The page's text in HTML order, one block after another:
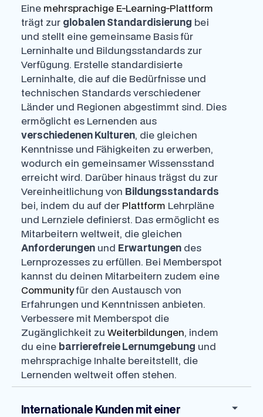
Eine mehrsprachige E-Learning-Plattform
trägt zur globalen Standardisierung bei
und stellt eine gemeinsame Basis für
Lerninhalte und Bildungsstandards zur
Verfügung. Erstelle standardisierte
Lerninhalte, die auf die Bedürfnisse und
technischen Standards verschiedener
Länder und Regionen abgestimmt sind. Dies
ermöglicht es Lernenden aus
verschiedenen Kulturen, die gleichen
Kenntnisse und Fähigkeiten zu erwerben,
wodurch ein gemeinsamer Wissensstand
erreicht wird. Darüber hinaus trägst du zur
Vereinheitlichung von Bildungsstandards
bei, indem du auf der Plattform Lehrpläne
und Lernziele definierst. Das ermöglicht es
Mitarbeitern weltweit, die gleichen
Anforderungen und Erwartungen des
Lernprozesses zu erfüllen. Bei Memberspot
kannst du deinen Mitarbeitern zudem eine
Communityfür den Austausch von
Erfahrungen und Kenntnissen anbieten.
Verbessere mit Memberspot die
Zugänglichkeit zu Weiterbildungen, indem
du eine barrierefreie Lernumgebung und
mehrsprachige Inhalte bereitstellt, die
Lernenden weltweit offen stehen.
Internationale Kunden mit einer